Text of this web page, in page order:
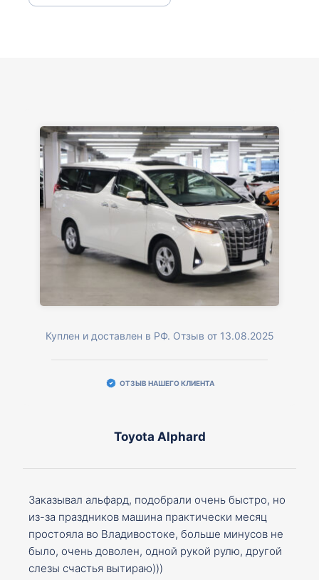
Куплен и доставлен в РФ. Отзыв от 13.08.2025
ОТЗЫВ НАШЕГО КЛИЕНТА
Toyota Alphard
Заказывал альфард, подобрали очень быстро, но
из-за праздников машина практически месяц
простояла во Владивостоке, больше минусов не
было, очень доволен, одной рукой рулю, другой
слезы счастья вытираю)))